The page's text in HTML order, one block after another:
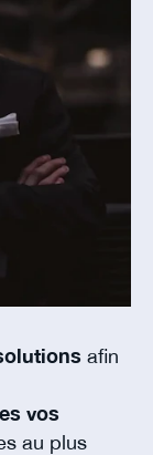
afin
vos
au plus